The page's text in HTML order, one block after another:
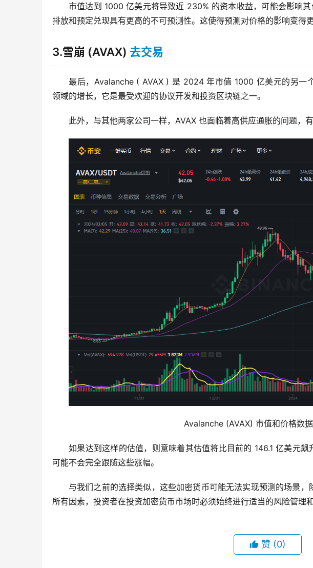
市值达到 1000 亿美元将导致近 230% 的资本收益，可能会影响
排放和预定兑现具有更高的不可预测性。这使得预测对价格的影响变得更
3.雪崩 (AVAX) 去交易
最后，Avalanche ( AVAX ) 是 2024 年市值 1000 亿美元的另
领域的增长，它是最受欢迎的协议开发和投资区块链之一。
此外，与其他两家公司一样，AVAX 也面临着高供应通胀的问题，
Avalanche (AVAX) 市值和价格数据
如果达到这样的估值，则意味着其估值将比目前的 146.1 亿美元
可能不会完全跟随这些涨幅。
与我们之前的选择类似，这些加密货币可能无法实现预测的场景
所有因素，投资者在投资加密货币市场时必须始终进行适当的风险管理和
赞 (0)